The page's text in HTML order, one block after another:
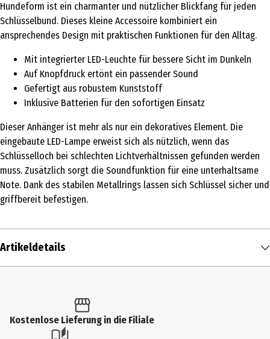
Hundeform ist ein charmanter und nützlicher Blickfang für jeden
Schlüsselbund. Dieses kleine Accessoire kombiniert ein
ansprechendes Design mit praktischen Funktionen für den Alltag.
Mit integrierter LED-Leuchte für bessere Sicht im Dunkeln
Auf Knopfdruck ertönt ein passender Sound
Gefertigt aus robustem Kunststoff
Inklusive Batterien für den sofortigen Einsatz
Dieser Anhänger ist mehr als nur ein dekoratives Element. Die
eingebaute LED-Lampe erweist sich als nützlich, wenn das
Schlüsselloch bei schlechten Lichtverhältnissen gefunden werden
muss. Zusätzlich sorgt die Soundfunktion für eine unterhaltsame
Note. Dank des stabilen Metallrings lassen sich Schlüssel sicher und
griffbereit befestigen.
Artikeldetails
Produkttyp
Kostenlose Lieferung in die Filiale